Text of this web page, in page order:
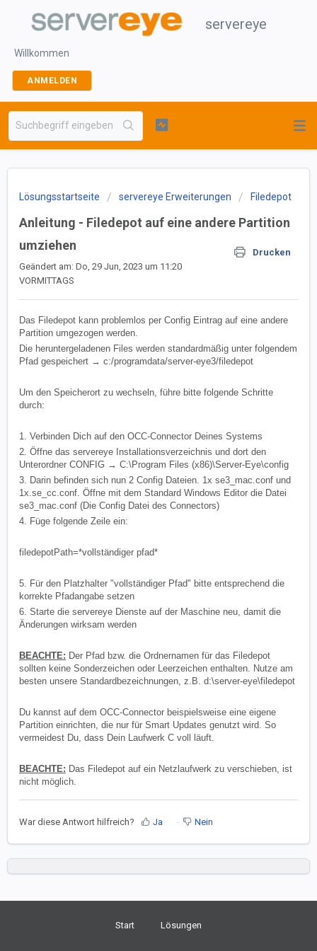
servereye
Willkommen
ANMELDEN
Lösungsstartseite servereye Erweiterungen Filedepot
Anleitung - Filedepot auf eine andere Partition
umziehen
Drucken
Geändert am: Do, 29 Jun, 2023 um 11:20
VORMITTAGS
Das Filedepot kann problemlos per Config Eintrag auf eine andere
Partition umgezogen werden.
Die heruntergeladenen Files werden standardmäßig unter folgendem
Pfad gespeichert → c:/programdata/server-eye3/filedepot
Um den Speicherort zu wechseln, führe bitte folgende Schritte
durch:
1. Verbinden Dich auf den OCC-Connector Deines Systems
2. Öffne das servereye Installationsverzeichnis und dort den
Unterordner CONFIG → C:\Program Files (x86)\Server-Eye\config
3. Darin befinden sich nun 2 Config Dateien. 1x se3_mac.conf und
1x.se_cc.conf. Öffne mit dem Standard Windows Editor die Datei
se3_mac.conf (Die Config Datei des Connectors)
4. Füge folgende Zeile ein:
filedepotPath=*vollständiger pfad*
5. Für den Platzhalter "vollständiger Pfad" bitte entsprechend die
korrekte Pfadangabe setzen
6. Starte die servereye Dienste auf der Maschine neu, damit die
Änderungen wirksam werden
BEACHTE: Der Pfad bzw. die Ordnernamen für das Filedepot
sollten keine Sonderzeichen oder Leerzeichen enthalten. Nutze am
besten unsere Standardbezeichnungen, z.B. d:\server-eye\filedepot
Du kannst auf dem OCC-Connector beispielsweise eine eigene
Partition einrichten, die nur für Smart Updates genutzt wird. So
vermeidest Du, dass Dein Laufwerk C voll läuft.
BEACHTE: Das Filedepot auf ein Netzlaufwerk zu verschieben, ist
nicht möglich.
War diese Antwort hilfreich? Ja Nein
Start Lösungen